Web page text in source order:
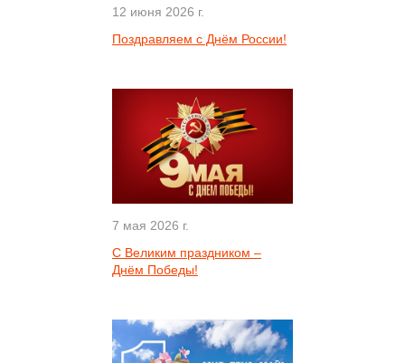
12 июня 2026 г.
Поздравляем с Днём России!
7 мая 2026 г.
С Великим праздником –
Днём Победы!